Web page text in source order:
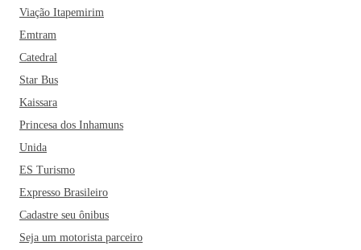
Viação Itapemirim
Emtram
Catedral
Star Bus
Kaissara
Princesa dos Inhamuns
Unida
ES Turismo
Expresso Brasileiro
Cadastre seu ônibus
Seja um motorista parceiro